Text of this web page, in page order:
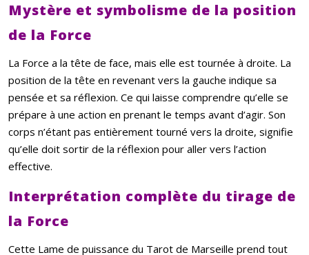
Mystère et symbolisme de la position
de la Force
La Force a la tête de face, mais elle est tournée à droite. La
position de la tête en revenant vers la gauche indique sa
pensée et sa réflexion. Ce qui laisse comprendre qu’elle se
prépare à une action en prenant le temps avant d’agir. Son
corps n’étant pas entièrement tourné vers la droite, signifie
qu’elle doit sortir de la réflexion pour aller vers l’action
effective.
Interprétation complète du tirage de
la Force
Cette Lame de puissance du Tarot de Marseille prend tout